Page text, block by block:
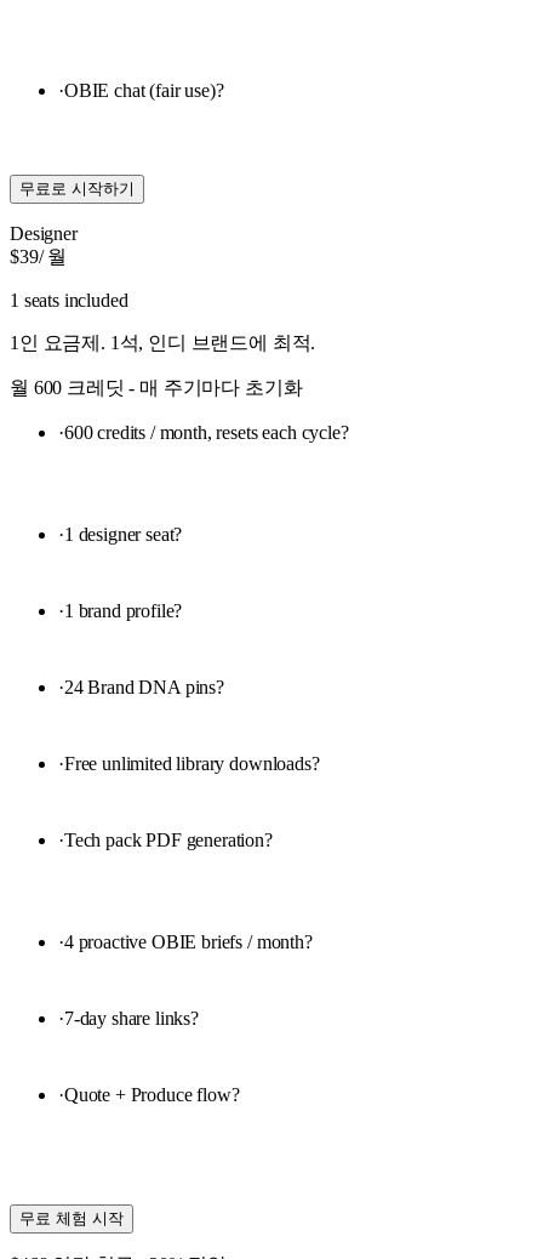
·OBIE chat (fair use)?
무료로 시작하기
Designer
$39/ 월
1 seats included
1인 요금제. 1석, 인디 브랜드에 최적.
월 600 크레딧 - 매 주기마다 초기화
·600 credits / month, resets each cycle?
·1 designer seat?
·1 brand profile?
·24 Brand DNA pins?
·Free unlimited library downloads?
·Tech pack PDF generation?
·4 proactive OBIE briefs / month?
·7-day share links?
·Quote + Produce flow?
무료 체험 시작